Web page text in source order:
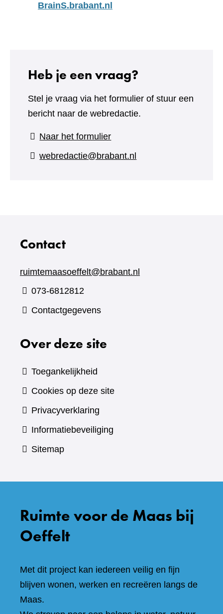
BrainS.brabant.nl
Heb je een vraag?
Stel je vraag via het formulier of stuur een
bericht naar de webredactie.
Naar het formulier(verwijst
naar
webredactie@brabant.nl
Contact
ruimtemaasoeffelt@brabant.nl
073-6812812
Contactgegevens
Over deze site
Toegankelijkheid
Cookies op deze site
Privacyverklaring
Informatiebeveiliging
Sitemap
Ruimte voor de Maas bij
Oeffelt
Met dit project kan iedereen veilig en fijn
blijven wonen, werken en recreëren langs de
Maas.